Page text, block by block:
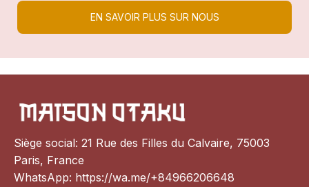
EN SAVOIR PLUS SUR NOUS
Siège social: 21 Rue des Filles du Calvaire, 75003
Paris, France
WhatsApp: https://wa.me/+84966206648